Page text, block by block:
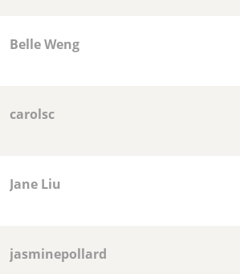
Belle Weng
carolsc
Jane Liu
jasminepollard